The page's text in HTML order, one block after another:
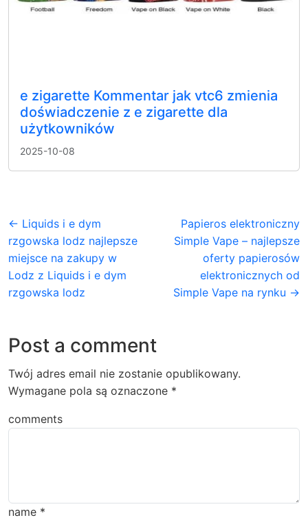
e zigarette Kommentar jak vtc6 zmienia
doświadczenie z e zigarette dla
użytkowników
2025-10-08
← Liquids i e dym
rzgowska lodz najlepsze
miejsce na zakupy w
Lodz z Liquids i e dym
rzgowska lodz
Papieros elektroniczny
Simple Vape – najlepsze
oferty papierosów
elektronicznych od
Simple Vape na rynku →
Post a comment
Twój adres email nie zostanie opublikowany.
Wymagane pola są oznaczone *
comments
name *